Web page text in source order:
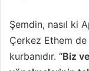
Şemdin, nasıl ki
Çerkez Ethem
kurbanıdır. “Biz